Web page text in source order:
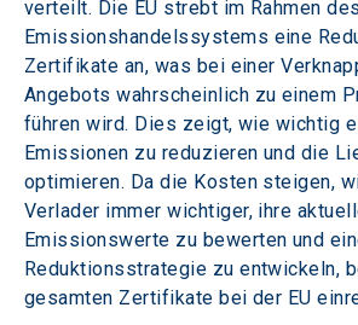
verteilt. Die EU strebt im Rahmen des
Emissionshandelssystems eine
Zertifikate an, was bei einer
Angebots wahrscheinlich zu einem
führen wird. Dies zeigt, wie wichtig
Emissionen zu reduzieren und die
optimieren. Da die Kosten steigen,
Verlader immer wichtiger, ihre
Emissionswerte zu bewerten und
Reduktionsstrategie zu entwickeln,
gesamten Zertifikate bei der EU